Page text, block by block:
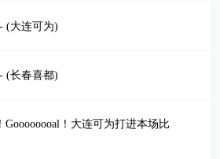
(大连可为)
(长春喜都)
Goooooooal！大连可为打进本场比